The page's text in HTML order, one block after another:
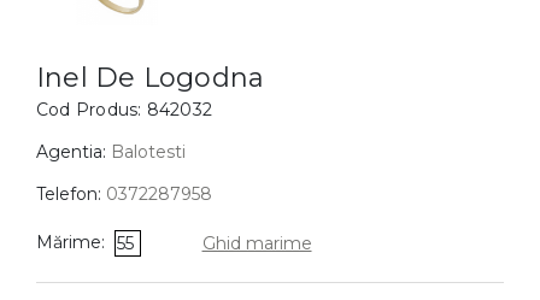
Cercei
Bratari
Coliere
Lanturi
Pandantive
DIAMANTE Vezi toate
Inel De Logodna
Cod Produs: 842032
Agentia: Balotesti
Telefon: 0372287958
Mărime: 55 Ghid marime